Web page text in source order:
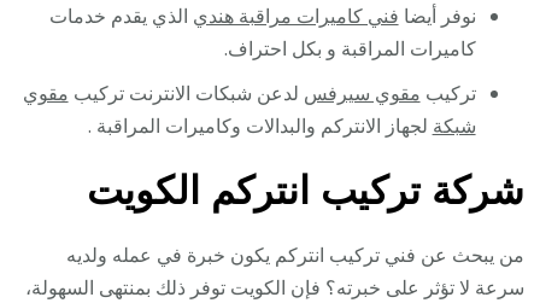
نوفر أيضا فني كاميرات مراقبة هندي الذي يقدم خدمات
كاميرات المراقبة و بكل احتراف.
تركيب مقوي سيرفس لدعن شبكات الانترنت تركيب مقوي
شبكة لجهاز الانتركم والبدالات وكاميرات المراقبة .
شركة تركيب انتركم الكويت
من يبحث عن فني تركيب انتركم يكون خبرة في عمله ولديه
سرعة لا تؤثر على خبرته؟ فإن الكويت توفر ذلك بمنتهى السهولة،